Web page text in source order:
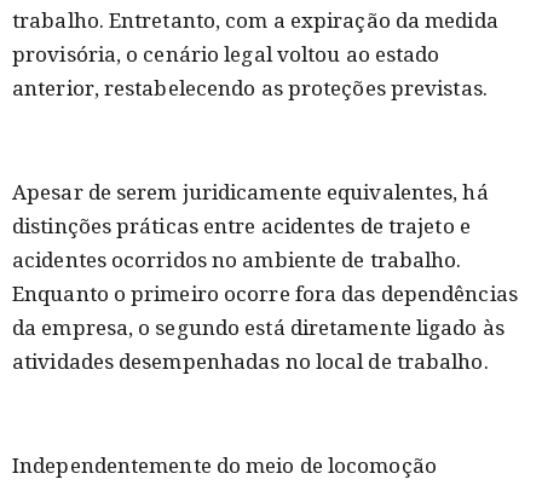
trabalho. Entretanto, com a expiração da medida
provisória, o cenário legal voltou ao estado
anterior, restabelecendo as proteções previstas.
Apesar de serem juridicamente equivalentes, há
distinções práticas entre acidentes de trajeto e
acidentes ocorridos no ambiente de trabalho.
Enquanto o primeiro ocorre fora das dependências
da empresa, o segundo está diretamente ligado às
atividades desempenhadas no local de trabalho.
Independentemente do meio de locomoção